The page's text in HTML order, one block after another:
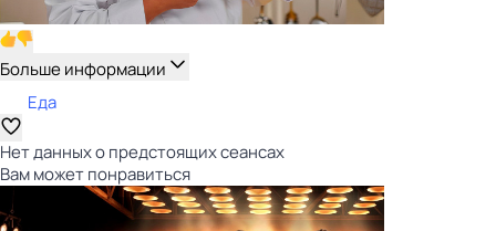
Больше информации
Еда
Нет данных о предстоящих сеансах
Вам может понравиться